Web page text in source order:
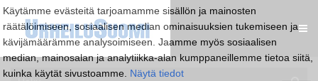
Käytämme evästeitä tarjoamamme sisällön ja mainosten
räätälöimiseen, sosiaalisen median ominaisuuksien tukemiseen ja
kävijämäärämme analysoimiseen. Jaamme myös sosiaalisen
median, mainosalan ja analytiikka-alan kumppaneillemme tietoa siitä,
kuinka käytät sivustoamme. Näytä tiedot